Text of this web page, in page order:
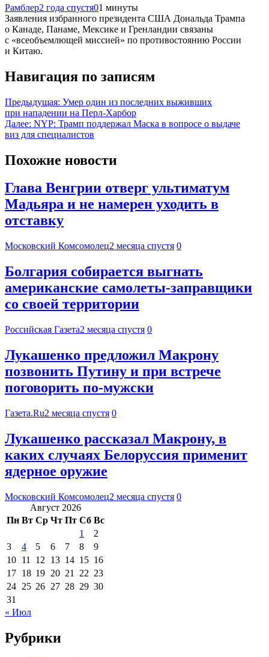
Рамблер2 года спустя01 минуты
Заявления избранного президента США Дональда Трампа
о Канаде, Панаме, Мексике и Гренландии связаны
с «всеобъемлющей миссией» по противостоянию России
и Китаю.
Навигация по записям
Предыдущая: Умер один из последних выживших
при нападении на Перл-Харбор
Далее: NYP: Трамп поддержал Маска в вопросе о выдаче
виз для специалистов
Похожие новости
Глава Венгрии отверг ультиматум
Мадьяра и не намерен уходить в
отставку
Московский Комсомолец2 месяца спустя 0
Болгария собирается выгнать
американские самолеты-заправщики
со своей территории
Российская Газета2 месяца спустя 0
Лукашенко предложил Макрону
позвонить Путину и при встрече
поговорить по-мужски
Газета.Ru2 месяца спустя 0
Лукашенко рассказал Макрону, в
каких случаях Белоруссия применит
ядерное оружие
Московский Комсомолец2 месяца спустя 0
Август 2026
Пн Вт Ср Чт Пт Сб Вс
1
2
3
4 5 6 7 8
9
10 11 12 13 14 15 16
17 18 19 20 21 22 23
24 25 26 27 28 29 30
31
« Июл
Рубрики